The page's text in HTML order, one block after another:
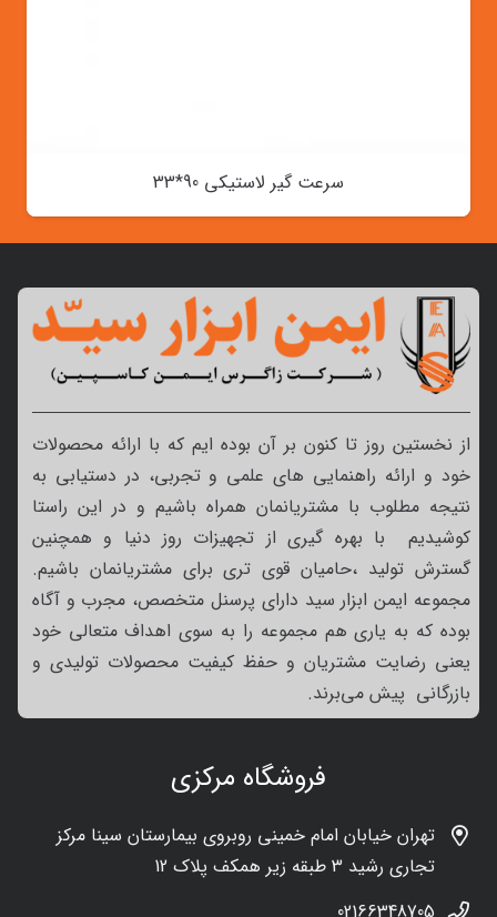
سرعت گیر لاستیکی 90*33
فروشگاه مرکزی
تهران خیابان امام خمینی روبروی بیمارستان سینا مرکز
تجاری رشید 3 طبقه زیر همکف پلاک 12
از نخستین روز تا کنون بر آن بوده ایم که با ارائه محصولات
خود و ارائه راهنمایی های علمی و تجربی، در دستیابی به
نتیجه مطلوب با مشتریانمان همراه باشیم و در این راستا
کوشیدیم با بهره گیری از تجهیزات روز دنیا و همچنین
گسترش تولید ،حامیان قوی تری برای مشتریانمان باشیم.
مجموعه ایمن ابزار سید دارای پرسنل متخصص، مجرب و آگاه
بوده که به یاری هم مجموعه را به سوی اهداف متعالی خود
یعنی رضایت مشتریان و حفظ کیفیت محصولات تولیدی و
بازرگانی پیش می‌برند.